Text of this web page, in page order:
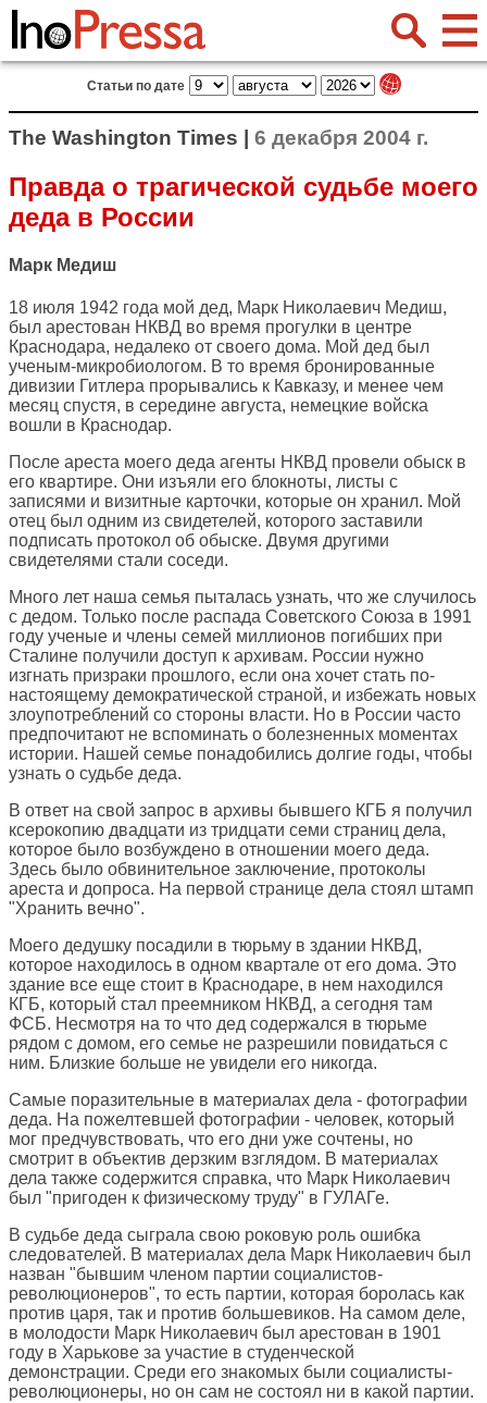
Статьи по дате
The Washington Times | 6 декабря 2004 г.
Правда о трагической судьбе моего
деда в России
Марк Медиш
18 июля 1942 года мой дед, Марк Николаевич Медиш,
был арестован НКВД во время прогулки в центре
Краснодара, недалеко от своего дома. Мой дед был
ученым-микробиологом. В то время бронированные
дивизии Гитлера прорывались к Кавказу, и менее чем
месяц спустя, в середине августа, немецкие войска
вошли в Краснодар.
После ареста моего деда агенты НКВД провели обыск в
его квартире. Они изъяли его блокноты, листы с
записями и визитные карточки, которые он хранил. Мой
отец был одним из свидетелей, которого заставили
подписать протокол об обыске. Двумя другими
свидетелями стали соседи.
Много лет наша семья пыталась узнать, что же случилось
с дедом. Только после распада Советского Союза в 1991
году ученые и члены семей миллионов погибших при
Сталине получили доступ к архивам. России нужно
изгнать призраки прошлого, если она хочет стать по-
настоящему демократической страной, и избежать новых
злоупотреблений со стороны власти. Но в России часто
предпочитают не вспоминать о болезненных моментах
истории. Нашей семье понадобились долгие годы, чтобы
узнать о судьбе деда.
В ответ на свой запрос в архивы бывшего КГБ я получил
ксерокопию двадцати из тридцати семи страниц дела,
которое было возбуждено в отношении моего деда.
Здесь было обвинительное заключение, протоколы
ареста и допроса. На первой странице дела стоял штамп
"Хранить вечно".
Моего дедушку посадили в тюрьму в здании НКВД,
которое находилось в одном квартале от его дома. Это
здание все еще стоит в Краснодаре, в нем находился
КГБ, который стал преемником НКВД, а сегодня там
ФСБ. Несмотря на то что дед содержался в тюрьме
рядом с домом, его семье не разрешили повидаться с
ним. Близкие больше не увидели его никогда.
Самые поразительные в материалах дела - фотографии
деда. На пожелтевшей фотографии - человек, который
мог предчувствовать, что его дни уже сочтены, но
смотрит в объектив дерзким взглядом. В материалах
дела также содержится справка, что Марк Николаевич
был "пригоден к физическому труду" в ГУЛАГе.
В судьбе деда сыграла свою роковую роль ошибка
следователей. В материалах дела Марк Николаевич был
назван "бывшим членом партии социалистов-
революционеров", то есть партии, которая боролась как
против царя, так и против большевиков. На самом деле,
в молодости Марк Николаевич был арестован в 1901
году в Харькове за участие в студенческой
демонстрации. Среди его знакомых были социалисты-
революционеры, но он сам не состоял ни в какой партии.